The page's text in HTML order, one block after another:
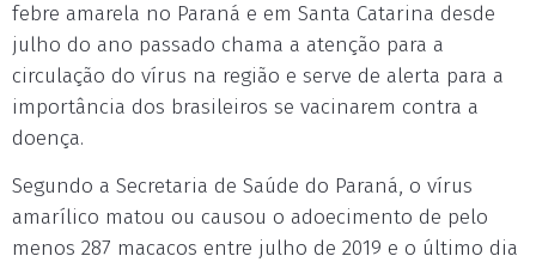
febre amarela no Paraná e em Santa Catarina desde
julho do ano passado chama a atenção para a
circulação do vírus na região e serve de alerta para a
importância dos brasileiros se vacinarem contra a
doença.
Segundo a Secretaria de Saúde do Paraná, o vírus
amarílico matou ou causou o adoecimento de pelo
menos 287 macacos entre julho de 2019 e o último dia